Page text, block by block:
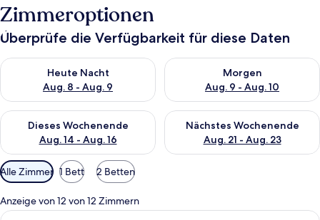
Zimmeroptionen
Überprüfe die Verfügbarkeit für diese Daten
Heute Nacht
Aug. 8 - Aug. 9
Überprüfe die Verfügbarkeit für heute Nacht, Aug. 8 - Aug. 9.
Morgen
Aug. 9 - Aug. 10
Überprüfe die Verfügbarkeit
Dieses Wochenende
Aug. 14 - Aug. 16
Überprüfe die Verfügbarkeit für dieses Wochenende, Aug. 14
Nächstes Wochenende
Aug. 21 - Aug. 23
Überprüfe die Verfügbarkeit
Verfügbare
Filter
für
Zimmer
Alle Zimmer 1 Bett 2 Betten
Anzeige von 12 von 12 Zimmern